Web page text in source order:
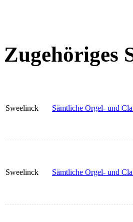
Zugehöriges
Sweelinck Sämtliche Orgel- und
Sweelinck Sämtliche Orgel- und